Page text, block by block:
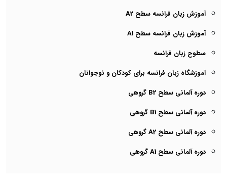
آموزش زبان فرانسه سطح A2
آموزش زبان فرانسه سطح A1
سطوح زبان فرانسه
آموزشگاه زبان فرانسه برای کودکان و نوجوانان
دوره آلمانی سطح B2 گروهی
دوره آلمانی سطح B1 گروهی
دوره آلمانی سطح A2 گروهی
دوره آلمانی سطح A1 گروهی